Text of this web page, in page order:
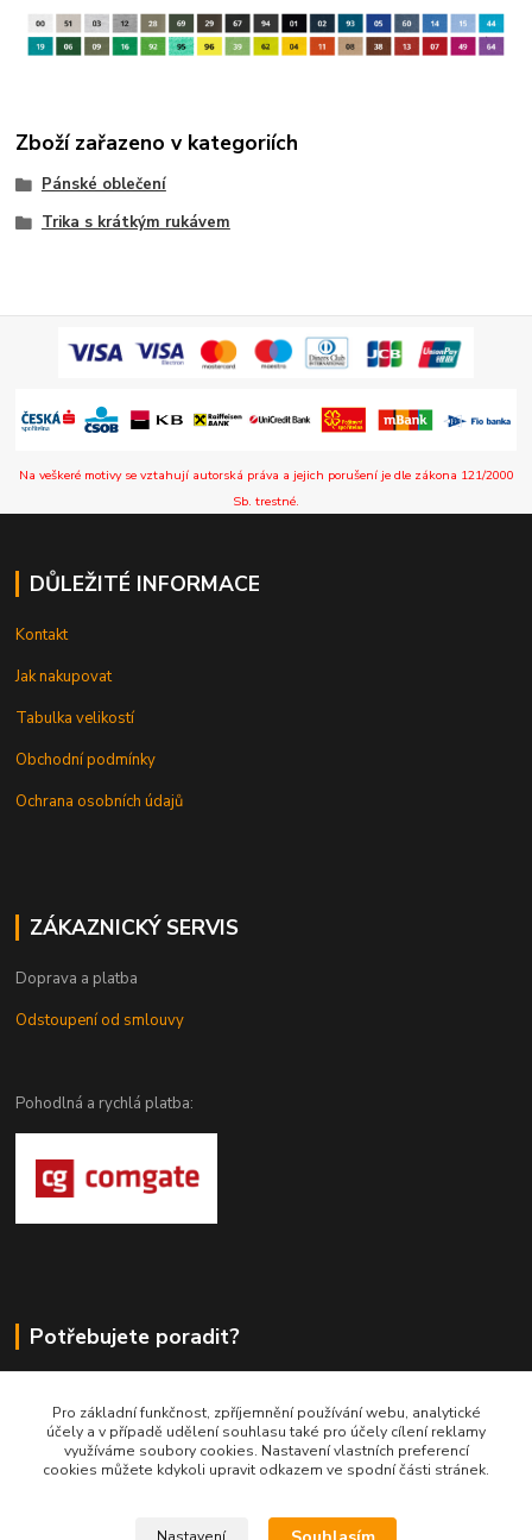
Zboží zařazeno v kategoriích
Pánské oblečení
Trika s krátkým rukávem
Na veškeré motivy se vztahují autorská práva a jejich porušení je dle zákona 121/2000
Sb. trestné.
DŮLEŽITÉ INFORMACE
Kontakt
Jak nakupovat
Tabulka velikostí
Obchodní podmínky
Ochrana osobních údajů
ZÁKAZNICKÝ SERVIS
Doprava a platba
Odstoupení od smlouvy
Pohodlná a rychlá platba:
Potřebujete poradit?
+420 731 722 844
Pro základní funkčnost, zpříjemnění používání webu, analytické
účely a v případě udělení souhlasu také pro účely cílení reklamy
využíváme soubory cookies. Nastavení vlastních preferencí
cookies můžete kdykoli upravit odkazem ve spodní části stránek.